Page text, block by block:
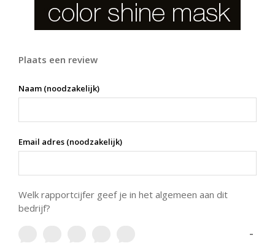
Plaats een review
Naam (noodzakelijk)
Email adres (noodzakelijk)
Welk rapportcijfer geef je in het algemeen aan dit
bedrijf?
-